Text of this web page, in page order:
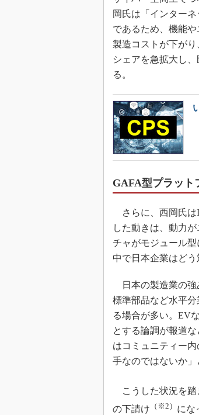
岡氏は「インター
であるため、機能
製造コストが下が
シェアを急拡大し
る。
GAFA型プラット
さらに、西岡氏は
した動きは、動力
チャがモジュール
中で日本企業はど
日本の製造業の強
標準部品など水平
る場合が多い。EV
とする論調が報道
はコミュニティー
手なのではないか」
こうした状況を踏
の下請け （※2） にな